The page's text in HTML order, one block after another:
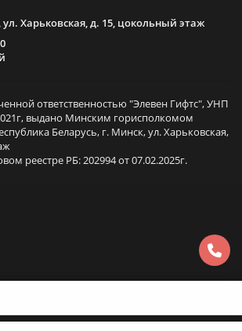
ул. Харьковская, д. 15, цокольный этаж
ответственностью "Элевен Гифтс", УНП
выдано Минским горисполкомом
Беларусь, г. Минск, ул. Харьковская,
реестре РБ: 202994 от 07.02.2025г.